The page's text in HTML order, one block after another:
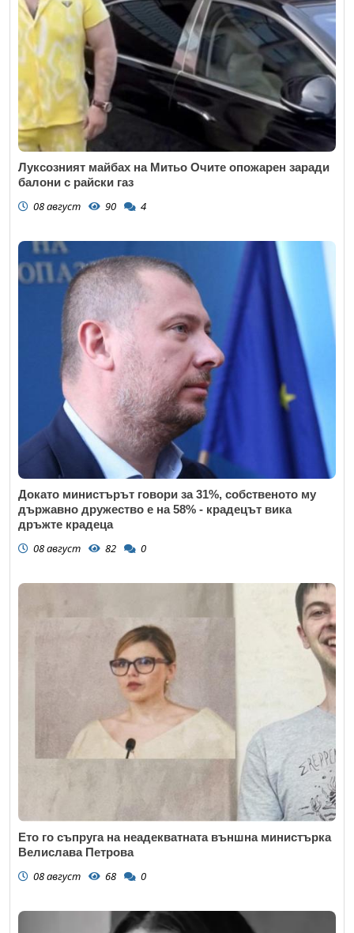
Луксозният майбах на Митьо Очите опожарен заради
балони с райски газ
08 август 90 4
Докато министърът говори за 31%, собственото му
държавно дружество е на 58% - крадецът вика
дръжте крадеца
08 август 82 0
Ето го съпруга на неадекватната външна министърка
Велислава Петрова
08 август 68 0